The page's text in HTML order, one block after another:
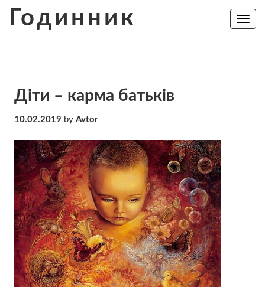
Годинник
Toggle
Діти – карма батьків
10.02.2019 by Avtor